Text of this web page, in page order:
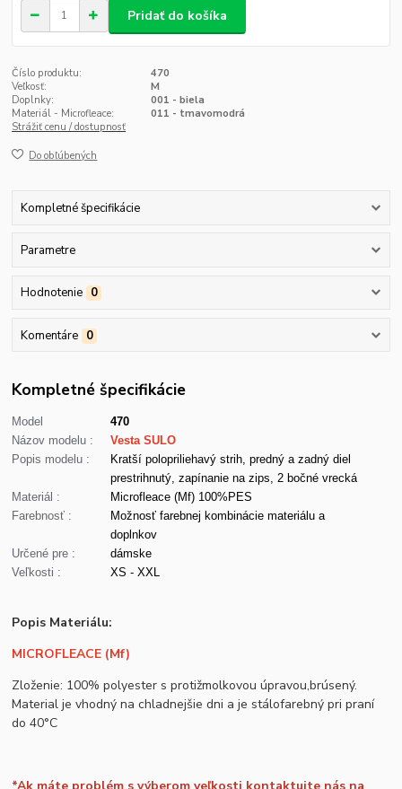
Pridať do košíka
Číslo produktu:
470
Veľkosť:
M
Doplnky:
001 - biela
Materiál - Microfleace:
011 - tmavomodrá
Strážiť cenu / dostupnosť
Do obľúbených
Kompletné špecifikácie
Parametre
Hodnotenie 0
Komentáre 0
Kompletné špecifikácie
Model
470
Názov modelu :
Vesta SULO
Popis modelu :
Kratší polopriliehavý strih, predný a zadný diel
prestrihnutý, zapínanie na zips, 2 bočné vrecká
Materiál :
Microfleace (Mf) 100%PES
Farebnosť :
Možnosť farebnej kombinácie materiálu a
doplnkov
Určené pre :
dámske
Veľkosti :
XS - XXL
Popis Materiálu:
MICROFLEACE (Mf)
Zloženie: 100% polyester s protižmolkovou úpravou,brúsený.
Material je vhodný na chladnejšie dni a je stálofarebný pri praní
do 40°C